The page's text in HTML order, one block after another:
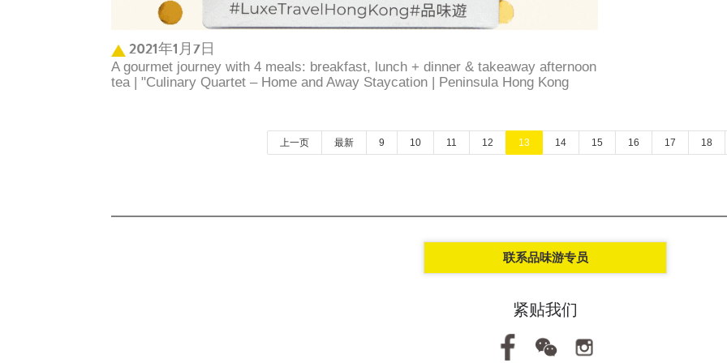
2021年1月7日
A gourmet journey with 4 meals: breakfast, lunch + dinner & takeaway afternoon
tea | "Culinary Quartet – Home and Away Staycation | Peninsula Hong Kong ​
上一页 最新 9 10 11 12 13 14 15 16 17 18
联系品味游专员
紧贴我们